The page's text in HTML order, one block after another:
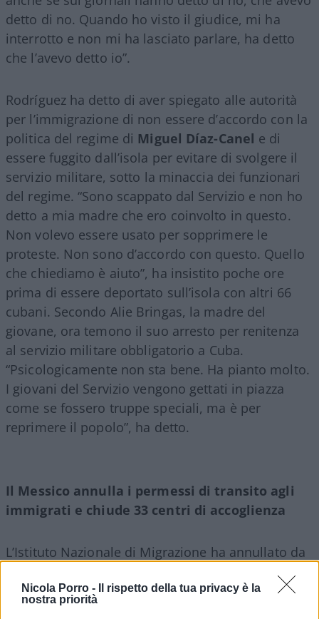
Nicola Porro -
Il rispetto della tua privacy è la
nostra priorità
detto di no. Quando ho visto il giudice, mi ha
interrotto e non mi ha lasciato parlare, ha detto
che l’avevo detto io”.
Rodríguez ha detto di aver spiegato alle autorità
per l’immigrazione di non essere d’accordo con la
politica del regime di Miguel Díaz-Canel e di
essere fuggito dall’isola per evitare di svolgere il
servizio militare, sotto la minaccia dei funzionari
del regime. “Sono scappato dal Servizio e non ho
detto a mia madre che ero coinvolto in questo.
Non volevo essere usato per sopprimere le
proteste. Non sono d’accordo con questo. Quello
che chiediamo è aiuto”, ha insistito poche ore
prima di essere deportato sull’isola con altri 66
cubani. Secondo Alie Bringas, la madre del
giovane, ora temono il suo arresto per renitenza
al servizio militare obbligatorio a Cuba.
“Psicologicamente non sta bene. Ha pianto molto.
I giovani del Servizio vengono gettati in piazza
come se fossero truppe speciali, ma è per
reprimere il popolo”, ha detto.
Il Messico annulla i permessi di transito agli
immigrati e chiude 33 centri di accoglienza
L’Istituto Nazionale di Migrazione ha annullato da
o il soggiorno in Messico pertanto il passaggio di
qualsiasi straniero sospettato di essere illegale è